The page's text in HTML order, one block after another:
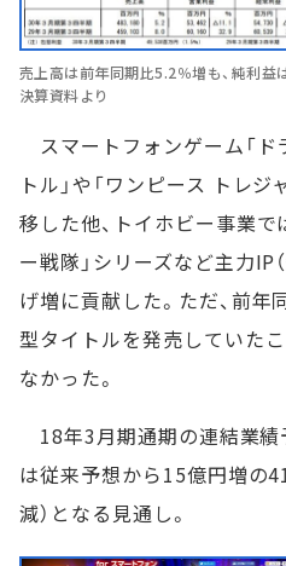
売上高は前年同期比5.2％増も、純利益
決算資料より
スマートフォンゲーム「
トル」や「ワンピース トレ
移した他、トイホビー事業で
ー戦隊」シリーズなど主力IP
げ増に貢献した。ただ、前
型タイトルを発売していた
なかった。
18年3月期通期の連結業績
は従来予想から15億円増の
減）となる見通し。